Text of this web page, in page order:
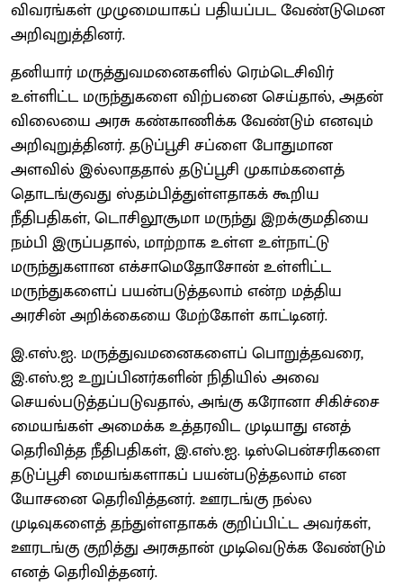
விவரங்கள் முழுமையாகப் பதியப்பட வேண்டுமென
அறிவுறுத்தினர்.
தனியார் மருத்துவமனைகளில் ரெம்டெசிவிர்
உள்ளிட்ட மருந்துகளை விற்பனை செய்தால், அதன்
விலையை அரசு கண்காணிக்க வேண்டும் எனவும்
அறிவுறுத்தினர். தடுப்பூசி சப்ளை போதுமான
அளவில் இல்லாததால் தடுப்பூசி முகாம்களைத்
தொடங்குவது ஸ்தம்பித்துள்ளதாகக் கூறிய
நீதிபதிகள், டொசிலூசூமா மருந்து இறக்குமதியை
நம்பி இருப்பதால், மாற்றாக உள்ள உள்நாட்டு
மருந்துகளான எக்சாமெதோசோன் உள்ளிட்ட
மருந்துகளைப் பயன்படுத்தலாம் என்ற மத்திய
அரசின் அறிக்கையை மேற்கோள் காட்டினர்.
இ.எஸ்.ஐ. மருத்துவமனைகளைப் பொறுத்தவரை,
இ.எஸ்.ஐ உறுப்பினர்களின் நிதியில் அவை
செயல்படுத்தப்படுவதால், அங்கு கரோனா சிகிச்சை
மையங்கள் அமைக்க உத்தரவிட முடியாது எனத்
தெரிவித்த நீதிபதிகள், இ.எஸ்.ஐ. டிஸ்பென்சரிகளை
தடுப்பூசி மையங்களாகப் பயன்படுத்தலாம் என
யோசனை தெரிவித்தனர். ஊரடங்கு நல்ல
முடிவுகளைத் தந்துள்ளதாகக் குறிப்பிட்ட அவர்கள்,
ஊரடங்கு குறித்து அரசுதான் முடிவெடுக்க வேண்டும்
எனத் தெரிவித்தனர்.